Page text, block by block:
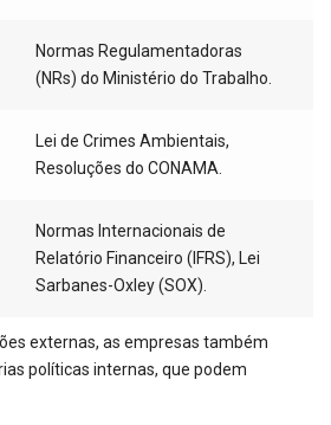
Normas Regulamentadoras
(NRs) do Ministério do Trabalho.
Lei de Crimes Ambientais,
Resoluções do CONAMA.
Normas Internacionais de
Relatório Financeiro (IFRS), Lei
Sarbanes-Oxley (SOX).
externas, as empresas também
políticas internas, que podem